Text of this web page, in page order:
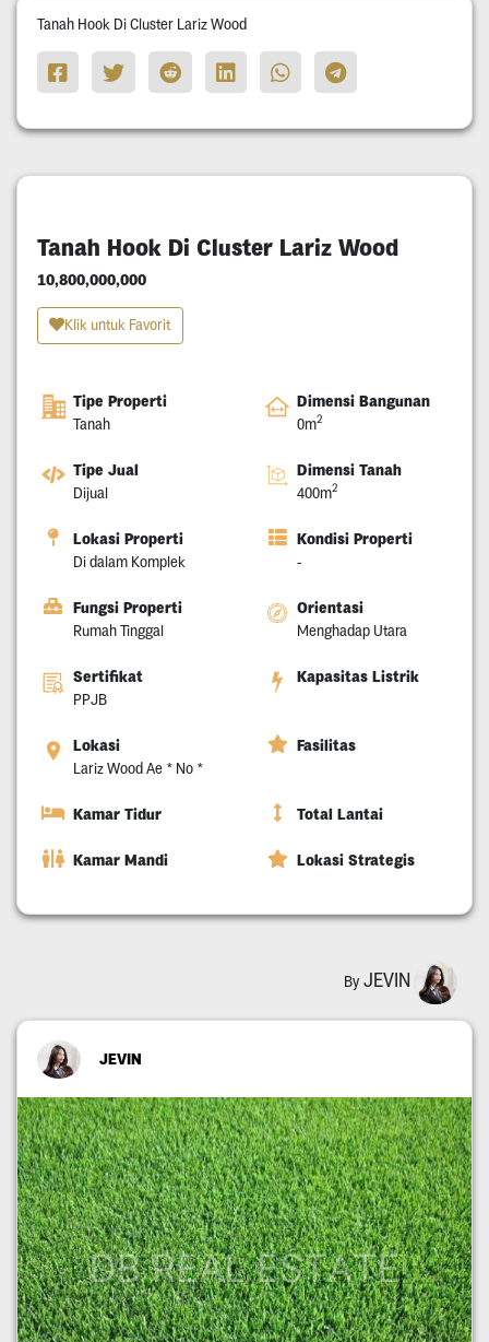
Tanah Hook Di Cluster Lariz Wood
Tanah Hook Di Cluster Lariz Wood
10,800,000,000
Klik untuk Favorit
Tipe Properti
Tanah
Dimensi Bangunan
0m2
Tipe Jual
Dijual
Dimensi Tanah
400m2
Lokasi Properti
Di dalam Komplek
Kondisi Properti
-
Fungsi Properti
Rumah Tinggal
Orientasi
Menghadap Utara
Sertifikat
PPJB
Kapasitas Listrik
Lokasi
Lariz Wood Ae * No *
Fasilitas
Kamar Tidur Total Lantai
Kamar Mandi Lokasi Strategis
By JEVIN
JEVIN